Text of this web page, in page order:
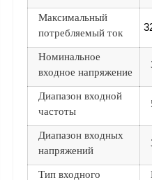
компании
Услуги
Новости
Контакты
Распродажа
Максимальный
потребляемый ток
Номинальное
входное напряжение
Диапазон входной
частоты
Диапазон входных
напряжений
Тип входного